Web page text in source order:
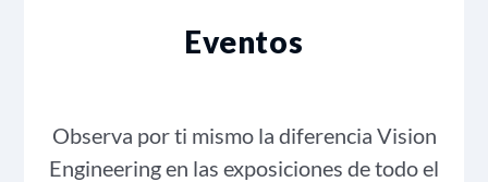
Eventos
Observa por ti mismo la diferencia Vision
Engineering en las exposiciones de todo el